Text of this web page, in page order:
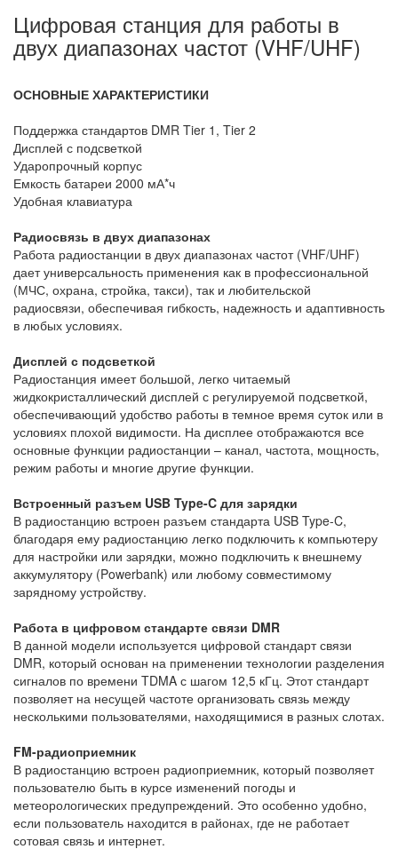
Цифровая станция для работы в
двух диапазонах частот (VHF/UHF)
ОСНОВНЫЕ ХАРАКТЕРИСТИКИ
Поддержка стандартов DMR Tier 1, Tier 2
Дисплей с подсветкой
Ударопрочный корпус
Емкость батареи 2000 мА*ч
Удобная клавиатура
Радиосвязь в двух диапазонах
Работа радиостанции в двух диапазонах частот (VHF/UHF)
дает универсальность применения как в профессиональной
(МЧС, охрана, стройка, такси), так и любительской
радиосвязи, обеспечивая гибкость, надежность и адаптивность
в любых условиях.
Дисплей с подсветкой
Радиостанция имеет большой, легко читаемый
жидкокристаллический дисплей с регулируемой подсветкой,
обеспечивающий удобство работы в темное время суток или в
условиях плохой видимости. На дисплее отображаются все
основные функции радиостанции – канал, частота, мощность,
режим работы и многие другие функции.
Встроенный разъем USB Type-C для зарядки
В радиостанцию встроен разъем стандарта USB Type-C,
благодаря ему радиостанцию легко подключить к компьютеру
для настройки или зарядки, можно подключить к внешнему
аккумулятору (Powerbank) или любому совместимому
зарядному устройству.
Работа в цифровом стандарте связи DMR
В данной модели используется цифровой стандарт связи
DMR, который основан на применении технологии разделения
сигналов по времени TDMA с шагом 12,5 кГц. Этот стандарт
позволяет на несущей частоте организовать связь между
несколькими пользователями, находящимися в разных слотах.
FM-радиоприемник
В радиостанцию встроен радиоприемник, который позволяет
пользователю быть в курсе изменений погоды и
метеорологических предупреждений. Это особенно удобно,
если пользователь находится в районах, где не работает
сотовая связь и интернет.